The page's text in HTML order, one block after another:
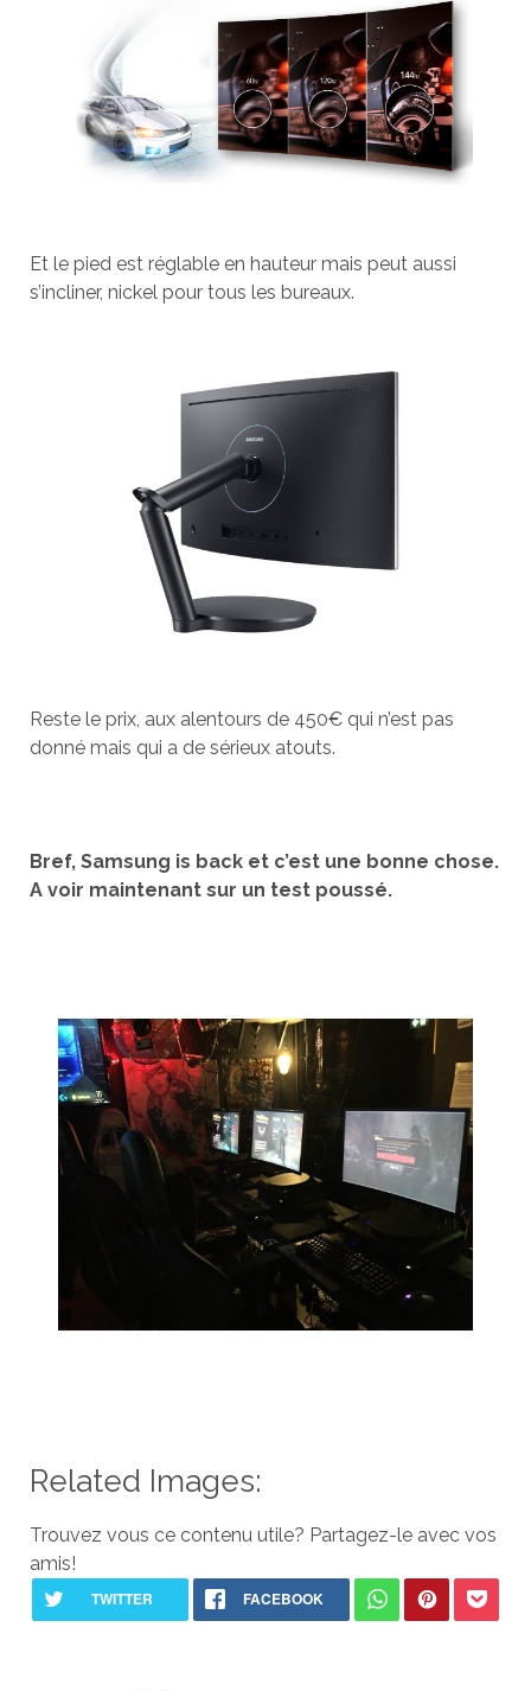
Et le pied est réglable en hauteur mais peut aussi
s’incliner, nickel pour tous les bureaux.
Reste le prix, aux alentours de 450€ qui n’est pas
donné mais qui a de sérieux atouts.
Bref, Samsung is back et c’est une bonne chose.
A voir maintenant sur un test poussé.
Related Images:
Trouvez vous ce contenu utile? Partagez-le avec vos
amis!